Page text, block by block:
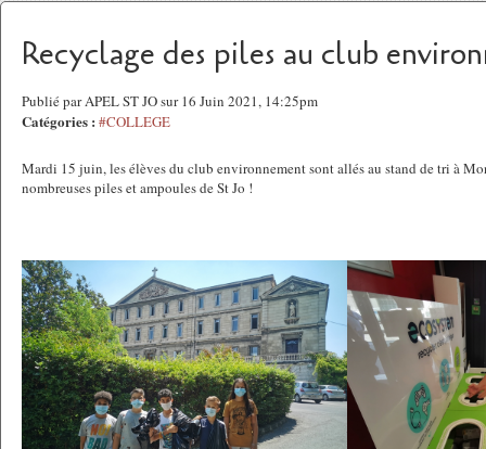
Recyclage des piles au club
Publié par APEL ST JO sur 16 Juin 2021, 14:25pm
Catégories : #COLLEGE
Mardi 15 juin,les élèves du club environnement sont allés au stand de tri à
nombreuses piles et ampoules de St Jo !